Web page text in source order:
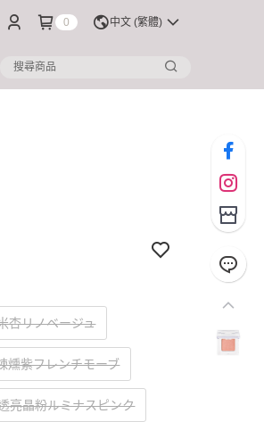
0 中文 (繁體)
杏リノベージュ
燻紫フレンチモーブ
亮晶粉ルミナスピンク